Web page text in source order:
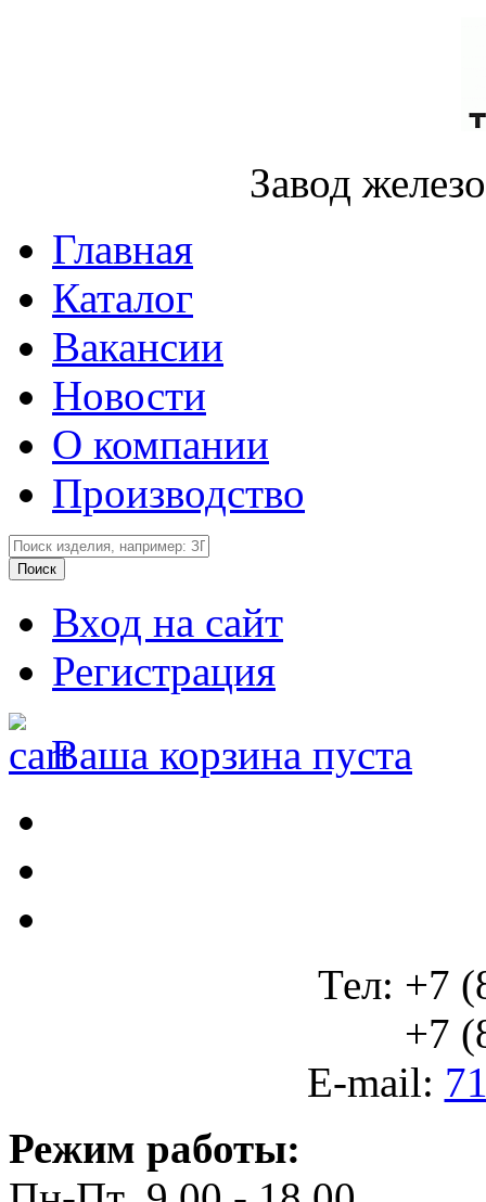
Завод
Главная
Каталог
Вакансии
Новости
О компании
Производство
Вход на сайт
Регистрация
Ваша корзина пуста
Тел: +7
+7
E-mail:
Режим работы: